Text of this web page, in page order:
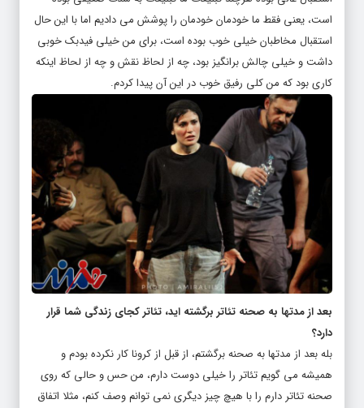
است، یعنی فقط ما خودمان خودمان را پوشش می دادیم اما با این حال
استقبال مخاطبان خیلی خوب بوده است، برای من خیلی فیدبک خوبی
داشت و خیلی چالش برانگیز بود، چه از لحاظ نقش و چه از لحاظ اینکه
کاری بود که من کلی رفیق خوب در این آن پیدا کردم.
بعد از مدتها به صحنه تئاتر برگشته اید، تئاتر کجای زندگی شما قرار
دارد؟
بله بعد از مدتها به صحنه برگشتم، از قبل از کرونا کار نکرده بودم و
همیشه می گویم تئاتر را خیلی دوست دارم، من حس و حالی که روی
صحنه تئاتر دارم را با هیچ چیز دیگری نمی توانم وصف کنم، مثلا اتفاق